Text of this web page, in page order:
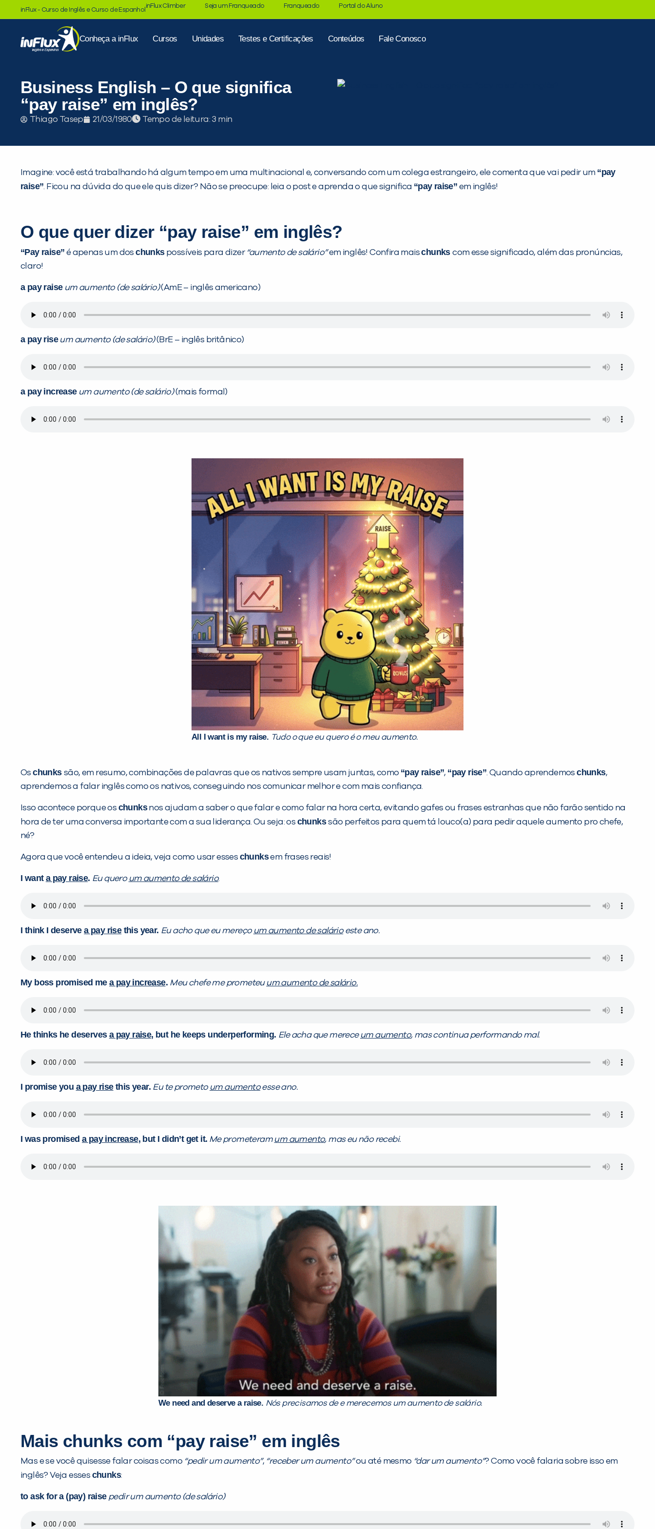
inFlux - Curso de Inglês e Curso de Espanhol
inFlux Climber Seja um Franqueado Franqueado Portal do Aluno
Conheça a inFlux Cursos Unidades Testes e Certificações Conteúdos Fale Conosco
Business English – O que significa
“pay raise” em inglês?
Thiago Tasep 21/03/1980 Tempo de leitura:
Imagine: você está trabalhando há algum tempo em uma multinacional e, conversando com um colega estrangeiro, ele comenta que vai pedir um “pay
raise”. Ficou na dúvida do que ele quis dizer? Não se preocupe: leia o post e aprenda o que significa “pay raise” em inglês!
O que quer dizer “pay raise” em inglês?
“Pay raise” é apenas um doschunkspossíveis para dizer“aumento de salário”em inglês! Confira maischunkscom esse significado, além das pronúncias,
claro!
a pay raise um aumento (de salário)(AmE – inglês americano)
a pay rise um aumento (de salário)(BrE – inglês britânico)
a pay increase um aumento (de salário)(mais formal)
All I want is my raise. Tudo o que eu quero é o meu aumento.
Oschunkssão, em resumo, combinações de palavras que os nativos sempre usam juntas, como “pay raise”, “pay rise”. Quando aprendemoschunks,
aprendemos a falar inglês como os nativos, conseguindo nos comunicar melhor e com mais confiança.
Isso acontece porque os chunksnos ajudam a saber o que falar e como falar na hora certa, evitando gafes ou frases estranhas que não farão sentido na
hora de ter uma conversa importante com a sua liderança. Ou seja: os chunkssão perfeitos para quem tá louco(a) para pedir aquele aumento pro chefe,
né?
Agora que você entendeu a ideia, veja como usar esses chunksem frases reais!
I want a pay raise. Eu quero um aumento de salário.
I think I deservea pay risethis year. Eu acho que eu mereço um aumento de salárioeste ano.
My boss promised me a pay increase. Meu chefe me prometeu um aumento de salário.
He thinks he deserves a pay raise, but he keeps underperforming. Ele acha que merece um aumento, mas continua performando mal.
I promise you a pay risethis year. Eu te prometo um aumentoesse ano.
I was promiseda pay increase, but I didn’t get it. Me prometeram um aumento, mas eu não recebi.
We need and deserve a raise. Nós precisamos de e merecemos um aumento de salário.
Mais chunks com “pay raise” em inglês
Mas e se você quisesse falar coisas como “pedir um aumento”, “receber um aumento”ou até mesmo “dar um aumento”? Como você falaria sobre isso em
inglês? Veja esses chunks:
to ask for a (pay) raise pedir um aumento (de salário)